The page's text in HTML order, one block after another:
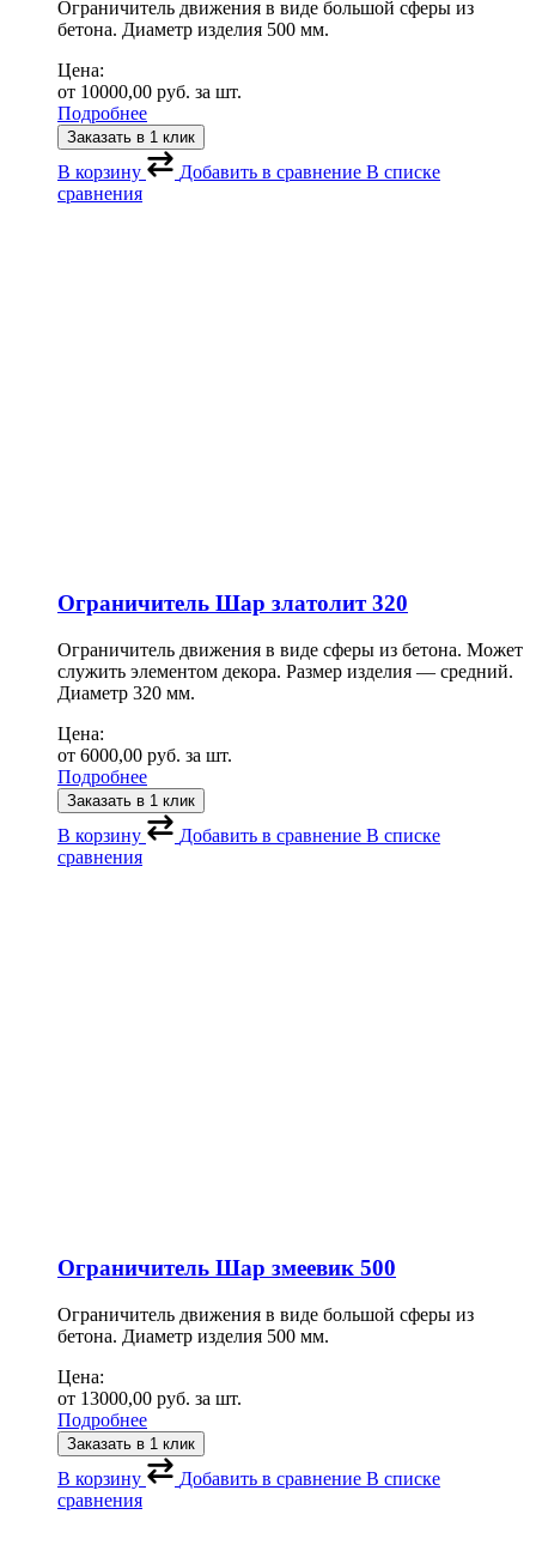
Ограничитель движения в виде большой сферы из
бетона. Диаметр изделия 500 мм.
Цена:
от 10000,00 руб. за шт.
Подробнее
Заказать в 1 клик
В корзину Добавить в сравнение В списке
сравнения
Ограничитель Шар златолит 320
Ограничитель движения в виде сферы из бетона. Может
служить элементом декора. Размер изделия — средний.
Диаметр 320 мм.
Цена:
от 6000,00 руб. за шт.
Подробнее
Заказать в 1 клик
В корзину Добавить в сравнение В списке
сравнения
Ограничитель Шар змеевик 500
Ограничитель движения в виде большой сферы из
бетона. Диаметр изделия 500 мм.
Цена:
от 13000,00 руб. за шт.
Подробнее
Заказать в 1 клик
В корзину Добавить в сравнение В списке
сравнения